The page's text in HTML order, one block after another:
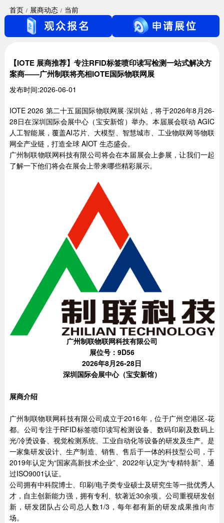
首页 展商动态 当前
【IOTE 展商推荐】专注RFID标签喷印读写检测一站式解决方
案商——广州制联将亮相IOTE国际物联网展
发布时间:2026-06-01
IOTE 2026 第二十五届国际物联网展·深圳站，将于2026年8月26-
28日在深圳国际会展中心（宝安新馆）举办。本届展会联动 AGIC
人工智能展，覆盖AI芯片、大模型、智慧城市、工业物联网等物联
网全产业链，打造全球 AIOT 生态盛会。
广州制联物联网科技有限公司将会在本届展会上参展，让我们一起
了解一下他们将会在展会上带来哪些精彩展示。
广州制联物联网科技有限公司
展位号：9D56
2026年8月26-28日
深圳国际会展中心（宝安新馆）
展商介绍
广州制联物联网科技有限公司成立于2016年，位于广州空港区-花
都。公司专注于RFID标签喷印读写检测设备、数码印刷及数码上
光/冷烫设备、视觉检测系统、工业自动化等设备的研发及生产。是
一家集研发设计、生产制造、销售、售后于一体的科技型公司，于
2019年认定为“国家高新技术企业”、2022年认定为“专精特新”、通
过ISO9001认证。
公司拥有中科院博士、印刷/电子类专业硕士及研究生等一批优秀人
才，自主创新能力强，拥有专利、软著近30余项。公司重视研发创
新，研发团队占公司总人数1/3，每年都有新的研发成果推向市
场。